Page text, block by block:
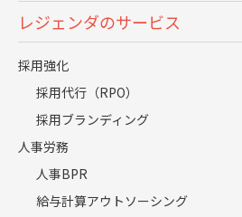
レジェンダのサービス
採用強化
採用代行（RPO）
採用ブランディング
人事労務
人事BPR
給与計算アウトソーシング
の就業パフォーマンスが低下し
気づかれるケースも多くありま
メンタルヘルスの問題や生活習
メンタルヘルスの観点でも、ス
る現代において、心の健康を維
しくなっています。特に職場に
つ病や適応障害などのメンタル